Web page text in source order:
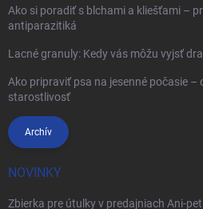
Ako si poradiť s blchami a kliešťami –
antiparazitiká
Lacné granuly: Kedy vás môžu vyjsť
Ako pripraviť psa na jesenné počasie –
starostlivosť
Archív
NOVINKY
Zbierka pre útulky v predajniach Ani-pet